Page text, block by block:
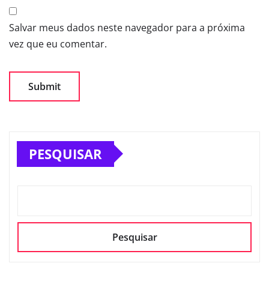
Salvar meus dados neste navegador para a próxima
vez que eu comentar.
PESQUISAR
Pesquisar